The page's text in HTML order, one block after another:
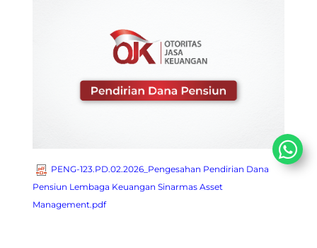
PENG-123.PD.02.2026_Pengesahan Pendirian Dana
Pensiun Lembaga Keuangan Sinarmas Asset
Management.pdf